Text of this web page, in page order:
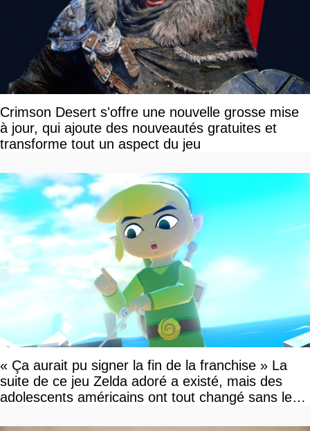
Crimson Desert s'offre une nouvelle grosse mise
à jour, qui ajoute des nouveautés gratuites et
transforme tout un aspect du jeu
« Ça aurait pu signer la fin de la franchise » La
suite de ce jeu Zelda adoré a existé, mais des
adolescents américains ont tout changé sans le